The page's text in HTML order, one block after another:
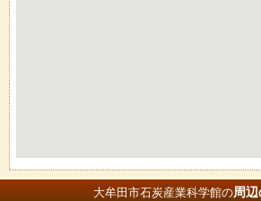
大牟田市石炭産業科学館の周